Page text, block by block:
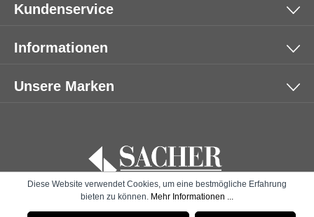
Kundenservice
Informationen
Unsere Marken
Diese Website verwendet Cookies, um eine bestmögliche Erfahrung
bieten zu können. Mehr Informationen ...